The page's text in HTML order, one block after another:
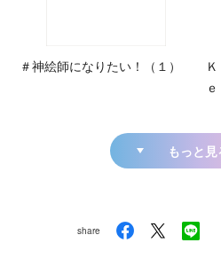
＃神絵師になりたい！（１）
もっと見
share